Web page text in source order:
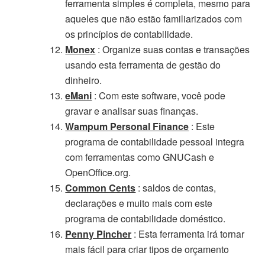
ferramenta simples é completa, mesmo para
aqueles que não estão familiarizados com
os princípios de contabilidade.
Monex : Organize suas contas e transações
usando esta ferramenta de gestão do
dinheiro.
eMani : Com este software, você pode
gravar e analisar suas finanças.
Wampum Personal Finance : Este
programa de contabilidade pessoal integra
com ferramentas como GNUCash e
OpenOffice.org.
Common Cents : saldos de contas,
declarações e muito mais com este
programa de contabilidade doméstico.
Penny Pincher : Esta ferramenta irá tornar
mais fácil para criar tipos de orçamento